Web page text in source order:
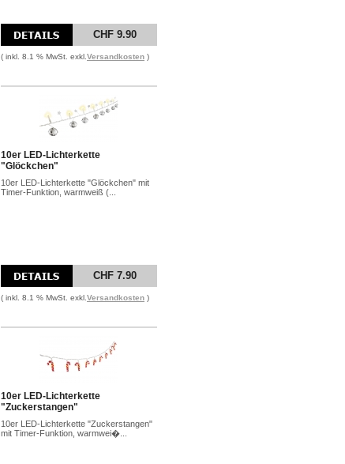
CHF 9.90
( inkl. 8.1 % MwSt. exkl. Versandkosten )
10er LED-Lichterkette
"Glöckchen"
10er LED-Lichterkette "Glöckchen" mit
Timer-Funktion, warmweiß (...
CHF 7.90
( inkl. 8.1 % MwSt. exkl. Versandkosten )
10er LED-Lichterkette
"Zuckerstangen"
10er LED-Lichterkette "Zuckerstangen"
mit Timer-Funktion, warmwei�...